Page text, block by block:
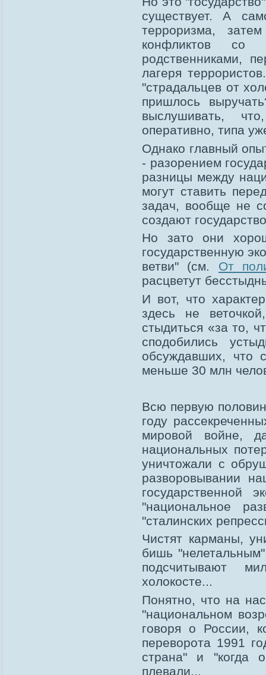
существует. А
терроризма,
конфликтов со
родственниками,
лагеря
"страдальцев от
пришлось
выслушивать,
оперативно, типа
Однако главный
- разорением
разницы между
могут ставить
задач, вообще не
создают
Но зато они
государственную
ветви" (см. От
расцветут
И вот, что
здесь не
стыдиться «за то,
сподобились
обсуждавших, что
меньше 30 млн
Всю первую
году
мировой войне,
национальных
уничтожали с
разворовывании
государственной
"национальное
"сталинских
Чистят карманы,
бишь
подсчитывают
холокосте...
Понятно, что на
"национальном
говоря о России,
переворота 1991
страна" и "когда
плевали...